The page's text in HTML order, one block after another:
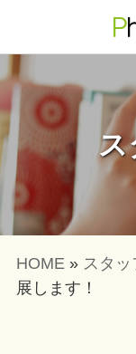
ス
HOME » スタッ
展します！